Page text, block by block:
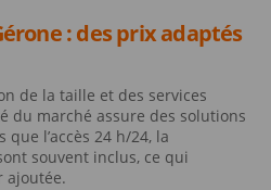
: des prix adaptés
de la taille et des services
du marché assure des solutions
l’accès 24 h/24, la
souvent inclus, ce qui
ajoutée.